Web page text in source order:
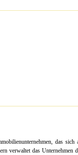
das
verwaltet das Unternehmen